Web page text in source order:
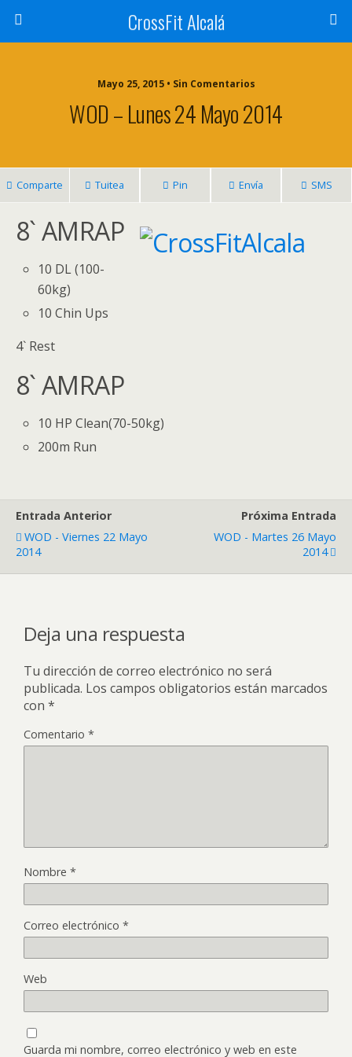
CrossFit Alcalá
Mayo 25, 2015 • Sin Comentarios
WOD – Lunes 24 Mayo 2014
Comparte Tuitea Pin Envía SMS
8` AMRAP
10 DL (100-
60kg)
10 Chin Ups
4` Rest
8` AMRAP
10 HP Clean(70-50kg)
200m Run
Entrada Anterior
WOD - Viernes 22 Mayo
2014
Próxima Entrada
WOD - Martes 26 Mayo
2014
Deja una respuesta
Tu dirección de correo electrónico no será
publicada. Los campos obligatorios están marcados
con *
Comentario *
Nombre *
Correo electrónico *
Web
Guarda mi nombre, correo electrónico y web en este